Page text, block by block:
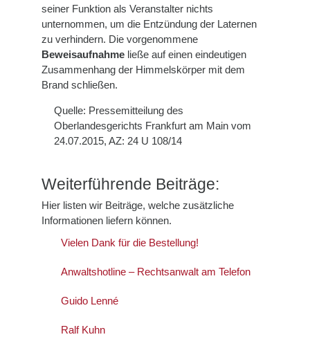
seiner Funktion als Veranstalter nichts
unternommen, um die Entzündung der Laternen
zu verhindern. Die vorgenommene
Beweisaufnahme ließe auf einen eindeutigen
Zusammenhang der Himmelskörper mit dem
Brand schließen.
Quelle: Pressemitteilung des
Oberlandesgerichts Frankfurt am Main vom
24.07.2015, AZ: 24 U 108/14
Weiterführende Beiträge:
Hier listen wir Beiträge, welche zusätzliche
Informationen liefern können.
Vielen Dank für die Bestellung!
Anwaltshotline – Rechtsanwalt am Telefon
Guido Lenné
Ralf Kuhn